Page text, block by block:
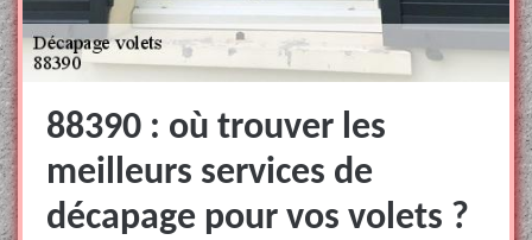
88390 : où trouver les
meilleurs services de
décapage pour vos volets ?